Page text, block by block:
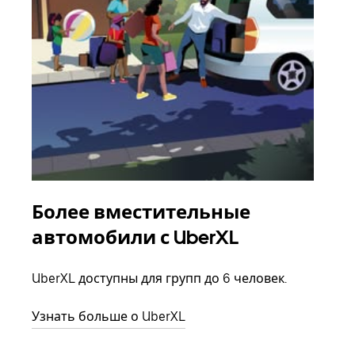
Более вместительные
автомобили с UberXL
UberXL доступны для групп до 6 человек.
Узнать больше о UberXL